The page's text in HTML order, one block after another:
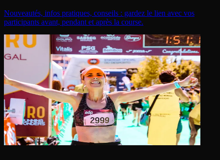
Nouveautés, infos pratiques, conseils : gardez le lien avec vos
participants avant, pendant et après la course.